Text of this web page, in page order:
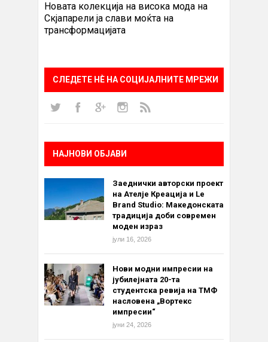
Новата колекција на висока мода на
Скјапарели ја слави моќта на
трансформацијата
СЛЕДЕТЕ НÈ НА СОЦИЈАЛНИТЕ МРЕЖИ
НАЈНОВИ ОБЈАВИ
Заеднички авторски проект
на Ателје Креација и Le
Brand Studio: Македонската
традиција доби современ
моден израз
јули 16, 2026
Нови модни импресии на
јубилејната 20-та
студентска ревија на ТМФ
насловена „Вортекс
импресии“
јуни 24, 2026